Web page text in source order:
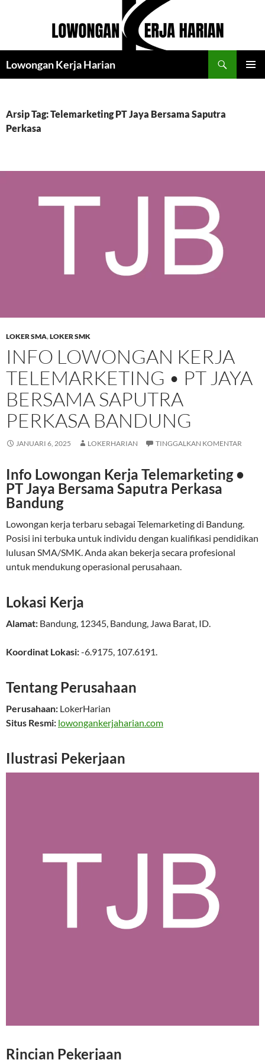
Lowongan Kerja Harian
Arsip Tag: Telemarketing PT Jaya Bersama Saputra
Perkasa
LOKER SMA,LOKER SMK
INFO LOWONGAN KERJA
TELEMARKETING • PT JAYA
BERSAMA SAPUTRA
PERKASA BANDUNG
JANUARI 6, 2025 LOKERHARIAN TINGGALKAN KOMENTAR
Info Lowongan Kerja Telemarketing •
PT Jaya Bersama Saputra Perkasa
Bandung
Lowongan kerja terbaru sebagai Telemarketing di Bandung.
Posisi ini terbuka untuk individu dengan kualifikasi pendidikan
lulusan SMA/SMK. Anda akan bekerja secara profesional
untuk mendukung operasional perusahaan.
Lokasi Kerja
Alamat: Bandung, 12345, Bandung, Jawa Barat, ID.
Koordinat Lokasi:-6.9175, 107.6191.
Tentang Perusahaan
Perusahaan: LokerHarian
Situs Resmi: lowongankerjaharian.com
Ilustrasi Pekerjaan
Rincian Pekerjaan